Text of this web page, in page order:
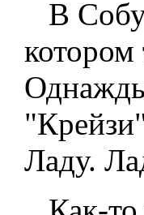
В
Ладу.